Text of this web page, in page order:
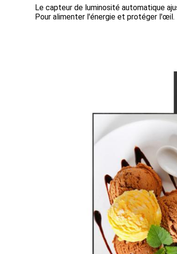
Le capteur de luminosité automatique
Pour alimenter l'énergie et protéger l'œil.